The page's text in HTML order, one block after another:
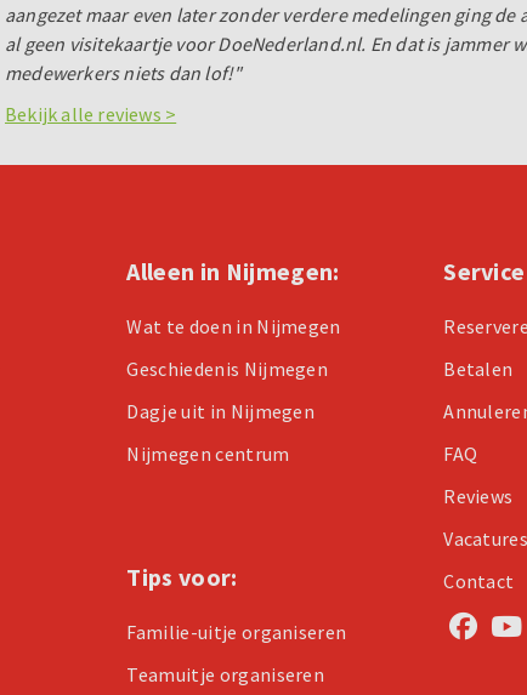
aangezet maar even later zonder verdere medelingen ging de
al geen visitekaartje voor DoeNederland.nl. En dat is jammer
medewerkers niets dan lof!"
Bekijk alle reviews >
Alleen in Nijmegen:
Wat te doen in Nijmegen
Geschiedenis Nijmegen
Dagje uit in Nijmegen
Nijmegen centrum
Tips voor:
Familie-uitje organiseren
Teamuitje organiseren
Betalen
FAQ
Reviews
Vacatures
Contact